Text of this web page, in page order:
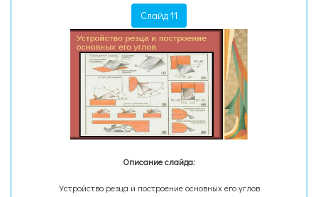
Слайд 11
Описание слайда:
Устройство резца и построение основных его углов